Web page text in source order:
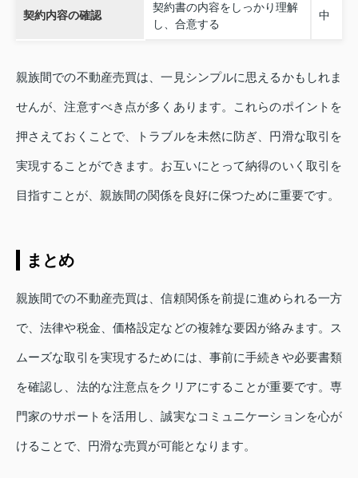
契約内容の確認
契約書の内容をしっかり理解
し、合意する
中
親族間での不動産売買は、一見シンプルに思えるかもしれま
せんが、注意すべき点が多くあります。これらのポイントを
押さえておくことで、トラブルを未然に防ぎ、円滑な取引を
実現することができます。お互いにとって納得のいく取引を
目指すことが、親族間の関係を良好に保つために重要です。
まとめ
親族間での不動産売買は、信頼関係を前提に進められる一方
で、法律や税金、価格設定などの複雑な要因が絡みます。ス
ムーズな取引を実現するためには、事前に手続きや必要書類
を確認し、法的な注意点をクリアにすることが重要です。専
門家のサポートを活用し、誠実なコミュニケーションを心が
けることで、円滑な売買が可能となります。